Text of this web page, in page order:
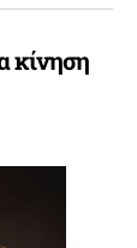
κίνηση